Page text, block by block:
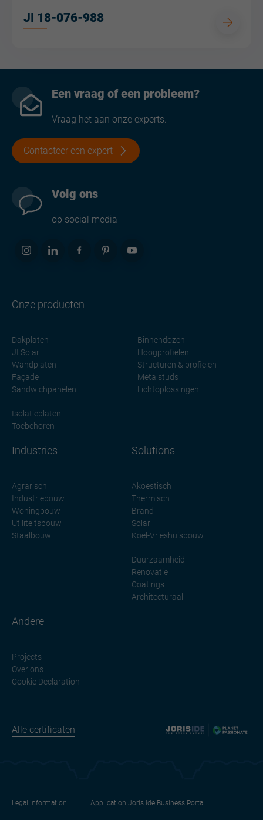
JI 18-076-988
Een vraag of een probleem?
Vraag het aan onze experts.
Contacteer een expert
Volg ons
op social media
Onze producten
Dakplaten
JI Solar
Wandplaten
Façade
Sandwichpanelen
Binnendozen
Hoogprofielen
Structuren & profielen
Metalstuds
Lichtoplossingen
Isolatieplaten
Toebehoren
Industries
Agrarisch
Industriebouw
Woningbouw
Utiliteitsbouw
Staalbouw
Solutions
Akoestisch
Thermisch
Brand
Solar
Koel-Vrieshuisbouw
Duurzaamheid
Renovatie
Coatings
Architecturaal
Andere
Projects
Over ons
Cookie Declaration
Alle certificaten
Legal information Application Joris Ide Business Portal